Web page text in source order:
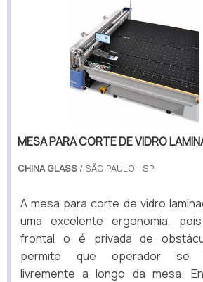
MESA PARA CORTE DE VIDRO
CHINA GLASS / SÃO PAULO - SP
A mesa para corte de vidro
uma excelente ergonomia,
frontal o é privada de
permite que operador se
livremente a longo da mesa.